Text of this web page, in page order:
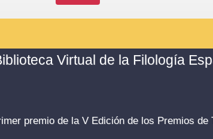
Virtual de la Filología
premio de la V Edición de los Premios